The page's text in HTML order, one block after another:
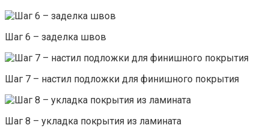
Шаг 6 – заделка швов
Шаг 7 – настил подложки для финишного покрытия
Шаг 8 – укладка покрытия из ламината